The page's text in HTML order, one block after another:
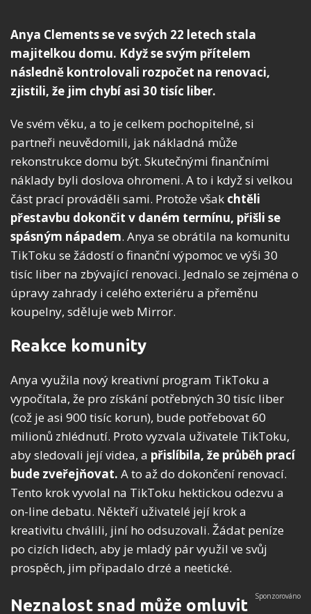
Anya Clements se ve svých 22 letech stala
majitelkou domu. Když se svým přítelem
následně kontrolovali rozpočet na renovaci,
zjistili, že jim chybí asi 30 tisíc liber.
Ve svém věku, a to je celkem pochopitelné, si
partneři neuvědomili, jak nákladná může
rekonstrukce domu být. Skutečnými finančními
náklady byli doslova ohromeni. A to i když si velkou
část prací prováděli sami. Protože však chtěli
přestavbu dokončit v daném termínu, přišli se
spásným nápadem. Anya se obrátila na komunitu
TikToku se žádostí o finanční výpomoc ve výši 30
tisíc liber na zbývající renovaci. Jednalo se zejména o
úpravy zahrady i celého exteriéru a přeměnu
koupelny, sděluje web Mirror.
Reakce komunity
Anya využila nový kreativní program TikToku a
vypočítala, že pro získání potřebných 30 tisíc liber
(což je asi 900 tisíc korun), bude potřebovat 60
milionů zhlédnutí. Proto vyzvala uživatele TikToku,
aby sledovali její videa, a přislíbila, že průběh prací
bude zveřejňovat. A to až do dokončení renovací.
Tento krok vyvolal na TikToku hektickou odezvu a
on-line debatu. Někteří uživatelé její krok a
kreativitu chválili, jiní ho odsuzovali. Žádat peníze
po cizích lidech, aby je mladý pár využil ve svůj
prospěch, jim připadalo drzé a neetické.
Neznalost snad může omluvit